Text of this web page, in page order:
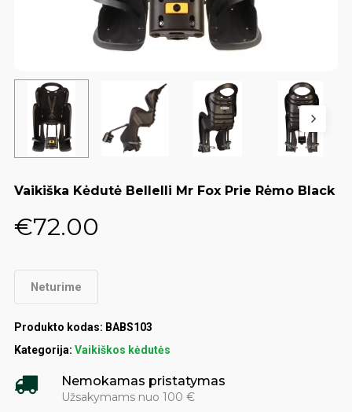
Vaikiška Kėdutė Bellelli Mr Fox Prie Rėmo Black
€72.00
Neturime
Produkto kodas: BABS103
Kategorija: Vaikiškos kėdutės
Nemokamas pristatymas
Užsakymams nuo 100 €